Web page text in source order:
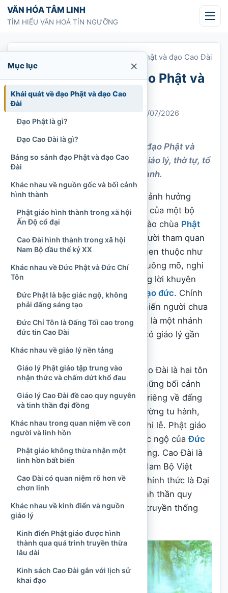
Chuyển tới nội dung
VĂN HÓA TÂM LINH
TÌM HIỂU VĂN HOÁ TÍN NGƯỠNG
Sự khác nhau giữa đạo Phật và đạo Cao Đài
Sự khác nhau giữa đạo Phật và
đạo Cao Đài
Cập nhật: 31/07/2026
Phật giáo
Khám phá sự khác nhau giữa đạo Phật và
đạo Cao Đài qua nguồn gốc, giáo lý, thờ tự, tổ
chức, nghi lễ và mục tiêu tu hành.
Đạo Phật và đạo
đều có ảnh hưởng
đáng kể trong đời sống tinh thần của một bộ
phận người Việt Nam. Khi bước vào chùa Phật
giáohoặc thánh thất Cao Đài, người tham quan
có thể bắt gặp nhiều hình ảnh quen thuộc như
Đức Phật, Bồ Tát, hương hoa, chuông mõ, nghi
thức lễ bái, việc ăn chay và những lời khuyên
hướng con người đến đời sống
đạo đức. Chính
những điểm gần gũi ấy đôi khi khiến người chưa
tìm hiểu kỹ cho rằng đạo Cao Đài là một nhánh
của Phật giáo hoặc hai tôn giáo có giáo lý gần
như giống nhau.
Trên thực tế, đạo Phật và đạo Cao Đài là hai tôn
giáo độc lập, hình thành trong những bối cảnh
lịch sử khác nhau, có quan niệm riêng về đấng
tối cao, con người, vũ trụ, con đường tu hành,
kinh điển, tổ chức giáo hội và nghi lễ. Phật giáo
ra đời tại Ấn Độ cổ đại, lấy sự giác ngộ củaĐức
Phật Thích Ca Mâu Nilàm nền tảng. Cao Đài là
tôn giáo nội sinh hình thành tại Nam Bộ Việt
Nam vào đầu thế kỷ XX, có tên chính thức là Đại
Đạo Tam Kỳ Phổ Độ và đề cao tinh thần quy
nguyên Tam giáo, hiệp nhất các truyền thống
đạo đức, tôn giáo.
Mục lục ×
Khái quát về đạo Phật và đạo Cao
Đài
Đạo Phật là gì?
Đạo Cao Đài là gì?
Bảng so sánh đạo Phật và đạo Cao
Đài
Khác nhau về nguồn gốc và bối cảnh
hình thành
Phật giáo hình thành trong xã hội
Ấn Độ cổ đại
Cao Đài hình thành trong xã hội
Nam Bộ đầu thế kỷ XX
Khác nhau về Đức Phật và Đức Chí
Tôn
Đức Phật là bậc giác ngộ, không
phải đấng sáng tạo
Đức Chí Tôn là Đấng Tối cao trong
đức tin Cao Đài
Khác nhau về giáo lý nền tảng
Giáo lý Phật giáo tập trung vào
nhận thức và chấm dứt khổ đau
Giáo lý Cao Đài đề cao quy nguyên
và tinh thần đại đồng
Khác nhau trong quan niệm về con
người và linh hồn
Phật giáo không thừa nhận một
linh hồn bất biến
Cao Đài có quan niệm rõ hơn về
chơn linh
Khác nhau về kinh điển và nguồn
giáo lý
Kinh điển Phật giáo được hình
thành qua quá trình truyền thừa
lâu dài
Kinh sách Cao Đài gắn với lịch sử
khai đạo